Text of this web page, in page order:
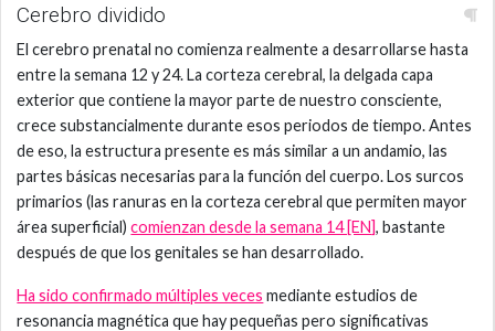
Cerebro dividido
El cerebro prenatal no comienza realmente a desarrollarse hasta
entre la semana 12 y 24. La corteza cerebral, la delgada capa
exterior que contiene la mayor parte de nuestro consciente,
crece substancialmente durante esos periodos de tiempo. Antes
de eso, la estructura presente es más similar a un andamio, las
partes básicas necesarias para la función del cuerpo. Los surcos
primarios (las ranuras en la corteza cerebral que permiten mayor
área superficial)comienzan desde la semana 14 [EN], bastante
después de que los genitales se han desarrollado.
Ha sido confirmado múltiples veces mediante estudios de
resonancia magnética que hay pequeñas pero significativas